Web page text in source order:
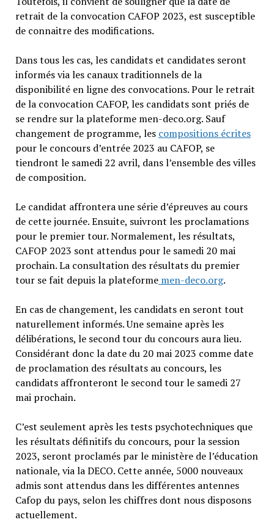
retrait de la convocation CAFOP 2023, est susceptible
de connaitre des modifications.
Dans tous les cas, les candidats et candidates seront
informés via les canaux traditionnels de la
disponibilité en ligne des convocations. Pour le retrait
de la convocation CAFOP, les candidats sont priés de
se rendre sur la plateforme men-deco.org. Sauf
changement de programme, les compositions écrites
pour le concours d’entrée 2023 au CAFOP, se
tiendront le samedi 22 avril, dans l’ensemble des villes
de composition.
Le candidat affrontera une série d’épreuves au cours
de cette journée. Ensuite, suivront les proclamations
pour le premier tour. Normalement, les résultats,
CAFOP 2023 sont attendus pour le samedi 20 mai
prochain. La consultation des résultats du premier
tour se fait depuis la plateformemen-deco.org.
En cas de changement, les candidats en seront tout
naturellement informés. Une semaine après les
délibérations, le second tour du concours aura lieu.
Considérant donc la date du 20 mai 2023 comme date
de proclamation des résultats au concours, les
candidats affronteront le second tour le samedi 27
mai prochain.
C’est seulement après les tests psychotechniques que
les résultats définitifs du concours, pour la session
2023, seront proclamés par le ministère de l’éducation
nationale, via la DECO. Cette année, 5000 nouveaux
admis sont attendus dans les différentes antennes
Cafop du pays, selon les chiffres dont nous disposons
actuellement.